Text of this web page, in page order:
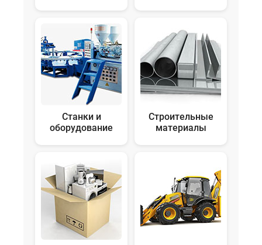
Станки и
оборудование
Строительные
материалы